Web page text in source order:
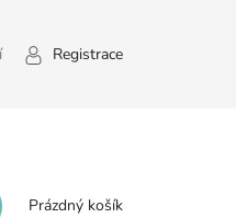
Registrace
Nákupní
Prázdný košík